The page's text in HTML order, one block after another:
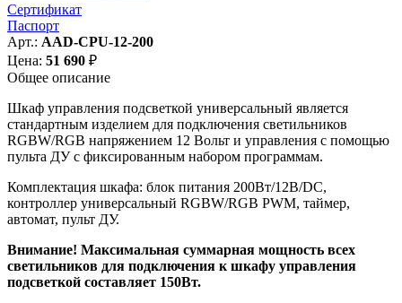
Сертификат
Паспорт
Арт.: AAD-CPU-12-200
Цена: 51 690 ₽
Общее описание
Шкаф управления подсветкой универсальный является
стандартным изделием для подключения светильников
RGBW/RGB напряжением 12 Вольт и управления с помощью
пульта ДУ с фиксированным набором программам.
Комплектация шкафа: блок питания 200Вт/12В/DC,
контроллер универсальный RGBW/RGB PWM, таймер,
автомат, пульт ДУ.
Внимание! Максимальная суммарная мощность всех
светильников для подключения к шкафу управления
подсветкой составляет 150Вт.